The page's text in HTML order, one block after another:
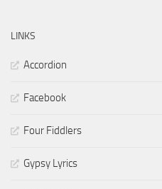
LINKS
Accordion
Facebook
Four Fiddlers
Gypsy Lyrics